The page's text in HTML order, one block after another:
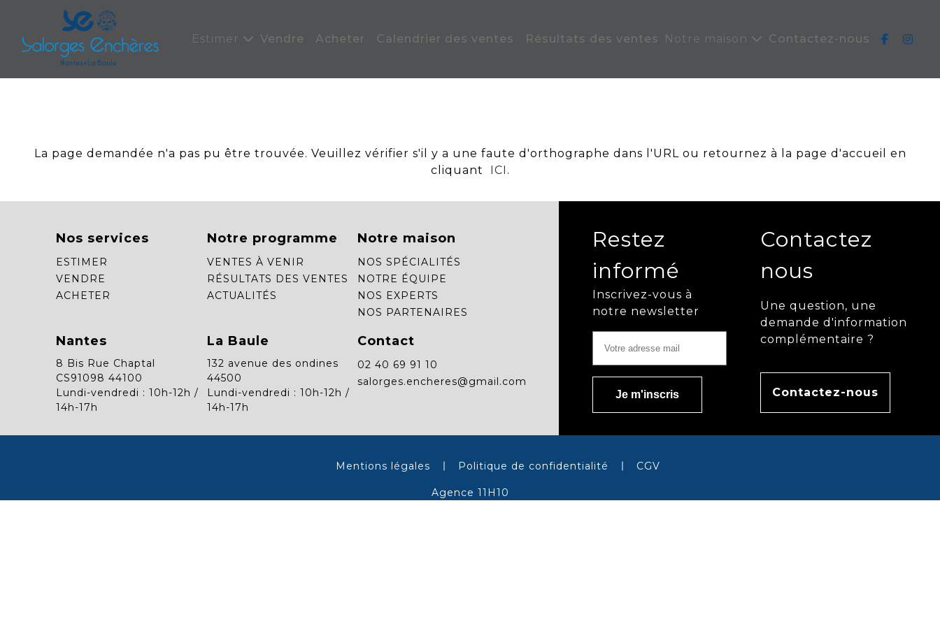
Estimer Vendre Acheter Calendrier des ventes Résultats des ventes Notre maison Contactez-nous
La page demandée n'a pas pu être trouvée. Veuillez vérifier s'il y a une faute d'orthographe dans l'URL ou retournez à la page d'accueil en
cliquant
ICI .
Nos services
ESTIMER
VENDRE
ACHETER
Notre programme
VENTES À VENIR
RÉSULTATS DES VENTES
ACTUALITÉS
Notre maison
NOS SPÉCIALITÉS
NOTRE ÉQUIPE
NOS EXPERTS
NOS PARTENAIRES
Nantes
8 Bis Rue Chaptal
CS91098 44100
Lundi-vendredi : 10h-12h /
14h-17h
La Baule
132 avenue des ondines
44500
Lundi-vendredi : 10h-12h /
14h-17h
Contact
02 40 69 91 10
salorges.encheres@gmail.com
Restez
informé
Inscrivez-vous à
notre newsletter
Contactez
nous
Une question, une
demande d'information
complémentaire ?
Contactez-nous
Mentions légales Politique de confidentialité CGV
Agence 11H10
Panneau de gestion des cookies